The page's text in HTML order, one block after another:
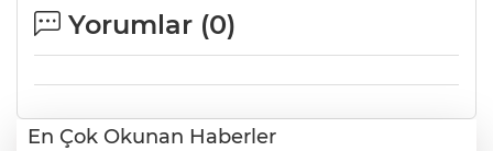
Yorumlar (0)
En Çok Okunan Haberler